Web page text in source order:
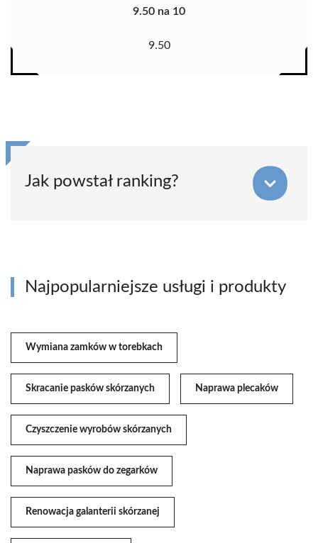
9.50 na 10
9.50
Jak powstał ranking?
Najpopularniejsze usługi i produkty
Wymiana zamków w torebkach
Skracanie pasków skórzanych Naprawa plecaków
Czyszczenie wyrobów skórzanych
Naprawa pasków do zegarków
Renowacja galanterii skórzanej